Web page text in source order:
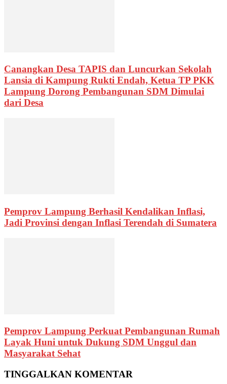
Canangkan Desa TAPIS dan Luncurkan Sekolah
Lansia di Kampung Rukti Endah, Ketua TP PKK
Lampung Dorong Pembangunan SDM Dimulai
dari Desa
Pemprov Lampung Berhasil Kendalikan Inflasi,
Jadi Provinsi dengan Inflasi Terendah di Sumatera
Pemprov Lampung Perkuat Pembangunan Rumah
Layak Huni untuk Dukung SDM Unggul dan
Masyarakat Sehat
TINGGALKAN KOMENTAR